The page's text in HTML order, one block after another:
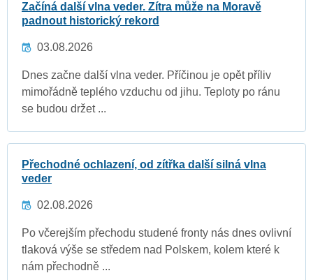
Začíná další vlna veder. Zítra může na Moravě
padnout historický rekord
03.08.2026
Dnes začne další vlna veder. Příčinou je opět příliv
mimořádně teplého vzduchu od jihu. Teploty po ránu
se budou držet ...
Přechodné ochlazení, od zítřka další silná vlna
veder
02.08.2026
Po včerejším přechodu studené fronty nás dnes ovlivní
tlaková výše se středem nad Polskem, kolem které k
nám přechodně ...